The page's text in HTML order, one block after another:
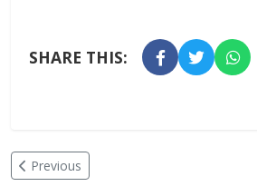
SHARE THIS:
Previous